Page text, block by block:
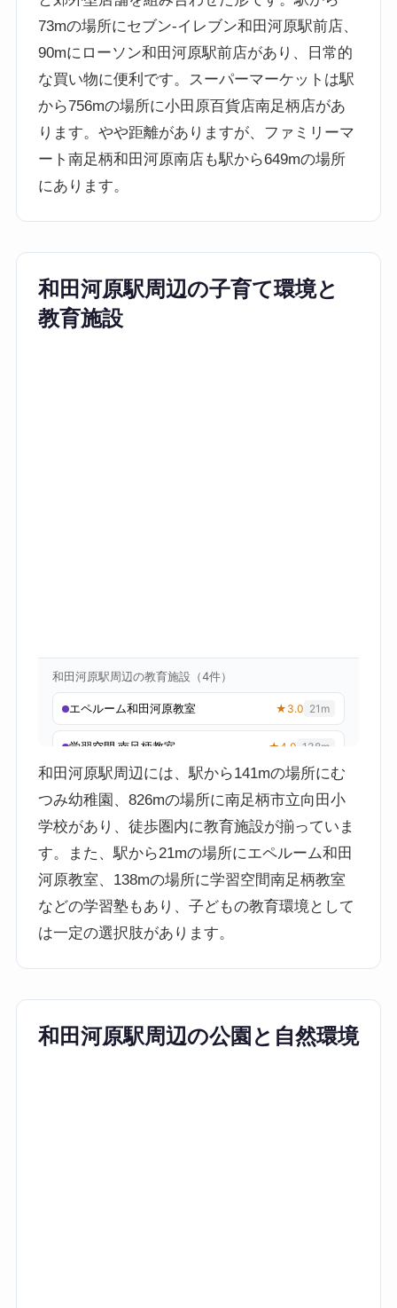
73mの場所にセブン-イレブン和田河原駅前店、
90mにローソン和田河原駅前店があり、日常的
な買い物に便利です。スーパーマーケットは駅
から756mの場所に小田原百貨店南足柄店があ
ります。やや距離がありますが、ファミリーマ
ート南足柄和田河原南店も駅から649mの場所
にあります。
和田河原駅周辺の子育て環境と
教育施設
和田河原駅周辺には、駅から141mの場所にむ
つみ幼稚園、826mの場所に南足柄市立向田小
学校があり、徒歩圏内に教育施設が揃っていま
す。また、駅から21mの場所にエペルーム和田
河原教室、138mの場所に学習空間南足柄教室
などの学習塾もあり、子どもの教育環境として
は一定の選択肢があります。
和田河原駅周辺の公園と自然環境